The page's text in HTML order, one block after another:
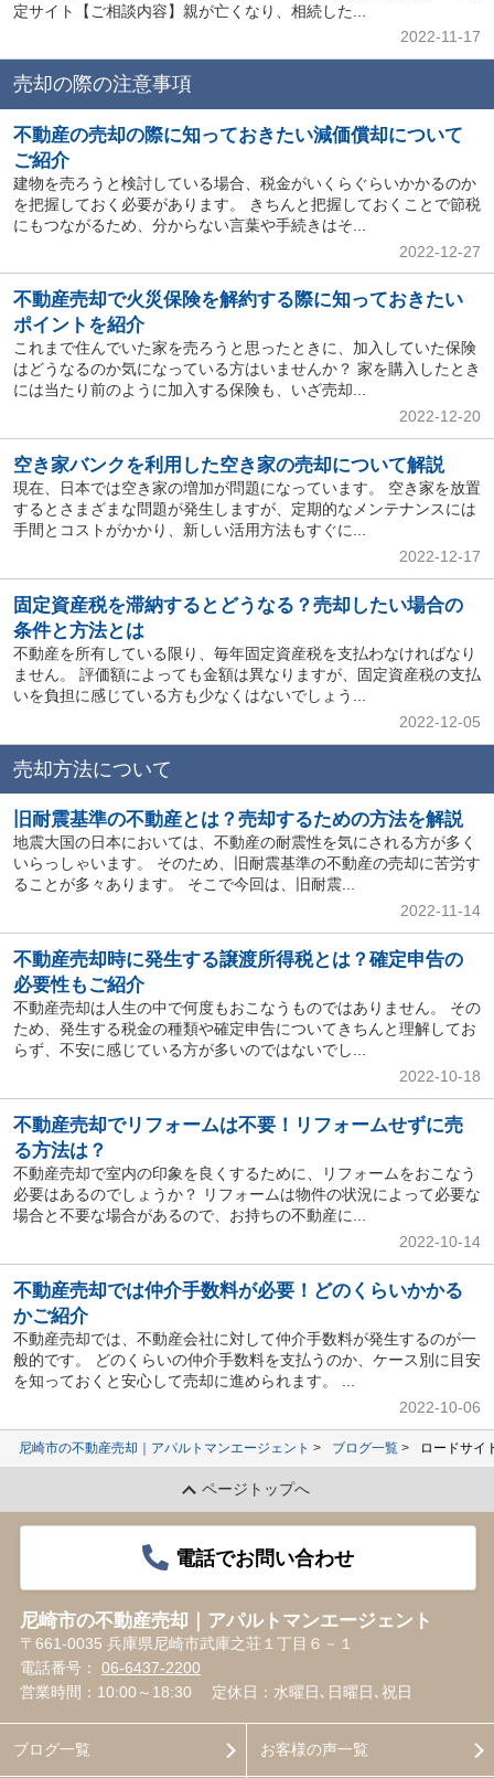
定サイト【ご相談内容】親が亡くなり、相続した...
2022-11-17
売却の際の注意事項
不動産の売却の際に知っておきたい減価償却について
ご紹介
建物を売ろうと検討している場合、税金がいくらぐらいかかるのか
を把握しておく必要があります。 きちんと把握しておくことで節税
にもつながるため、分からない言葉や手続きはそ...
2022-12-27
不動産売却で火災保険を解約する際に知っておきたい
ポイントを紹介
これまで住んでいた家を売ろうと思ったときに、加入していた保険
はどうなるのか気になっている方はいませんか？ 家を購入したとき
には当たり前のように加入する保険も、いざ売却...
2022-12-20
空き家バンクを利用した空き家の売却について解説
現在、日本では空き家の増加が問題になっています。 空き家を放置
するとさまざまな問題が発生しますが、定期的なメンテナンスには
手間とコストがかかり、新しい活用方法もすぐに...
2022-12-17
固定資産税を滞納するとどうなる？売却したい場合の
条件と方法とは
不動産を所有している限り、毎年固定資産税を支払わなければなり
ません。 評価額によっても金額は異なりますが、固定資産税の支払
いを負担に感じている方も少なくはないでしょう...
2022-12-05
売却方法について
旧耐震基準の不動産とは？売却するための方法を解説
地震大国の日本においては、不動産の耐震性を気にされる方が多く
いらっしゃいます。 そのため、旧耐震基準の不動産の売却に苦労す
ることが多々あります。 そこで今回は、旧耐震...
2022-11-14
不動産売却時に発生する譲渡所得税とは？確定申告の
必要性もご紹介
不動産売却は人生の中で何度もおこなうものではありません。 その
ため、発生する税金の種類や確定申告についてきちんと理解してお
らず、不安に感じている方が多いのではないでし...
2022-10-18
不動産売却でリフォームは不要！リフォームせずに売
る方法は？
不動産売却で室内の印象を良くするために、リフォームをおこなう
必要はあるのでしょうか？ リフォームは物件の状況によって必要な
場合と不要な場合があるので、お持ちの不動産に...
2022-10-14
不動産売却では仲介手数料が必要！どのくらいかかる
かご紹介
不動産売却では、不動産会社に対して仲介手数料が発生するのが一
般的です。 どのくらいの仲介手数料を支払うのか、ケース別に目安
を知っておくと安心して売却に進められます。 ...
2022-10-06
尼崎市の不動産売却｜アパルトマンエージェント ブログ一覧 ロードサイ
ページトップへ
電話でお問い合わせ
尼崎市の不動産売却｜アパルトマンエージェント
〒661-0035 兵庫県尼崎市武庫之荘１丁目６－１
電話番号： 06-6437-2200
営業時間：10:00～18:30
定休日：水曜日､日曜日､祝日
ブログ一覧 お客様の声一覧